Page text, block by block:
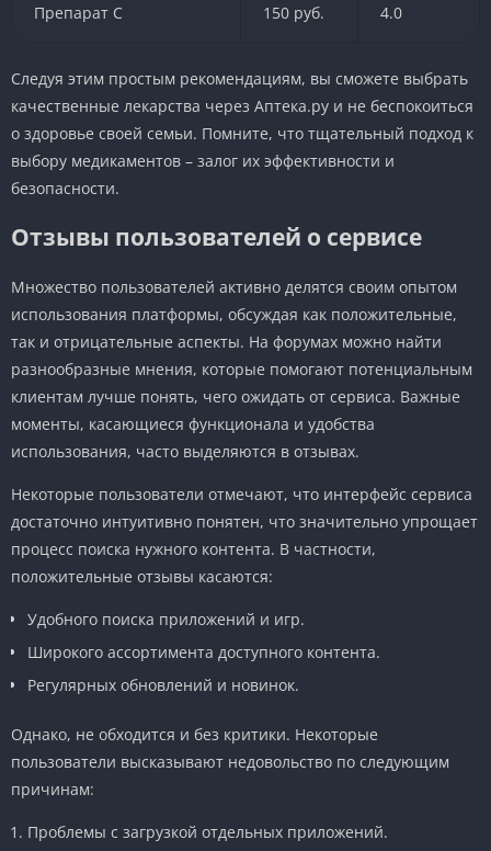
Препарат C 150 руб. 4.0
Следуя этим простым рекомендациям, вы сможете выбрать
качественные лекарства через Аптека.ру и не беспокоиться
о здоровье своей семьи. Помните, что тщательный подход к
выбору медикаментов – залог их эффективности и
безопасности.
Отзывы пользователей о сервисе
Множество пользователей активно делятся своим опытом
использования платформы, обсуждая как положительные,
так и отрицательные аспекты. На форумах можно найти
разнообразные мнения, которые помогают потенциальным
клиентам лучше понять, чего ожидать от сервиса. Важные
моменты, касающиеся функционала и удобства
использования, часто выделяются в отзывах.
Некоторые пользователи отмечают, что интерфейс сервиса
достаточно интуитивно понятен, что значительно упрощает
процесс поиска нужного контента. В частности,
положительные отзывы касаются:
Удобного поиска приложений и игр.
Широкого ассортимента доступного контента.
Регулярных обновлений и новинок.
Однако, не обходится и без критики. Некоторые
пользователи высказывают недовольство по следующим
причинам:
Проблемы с загрузкой отдельных приложений.